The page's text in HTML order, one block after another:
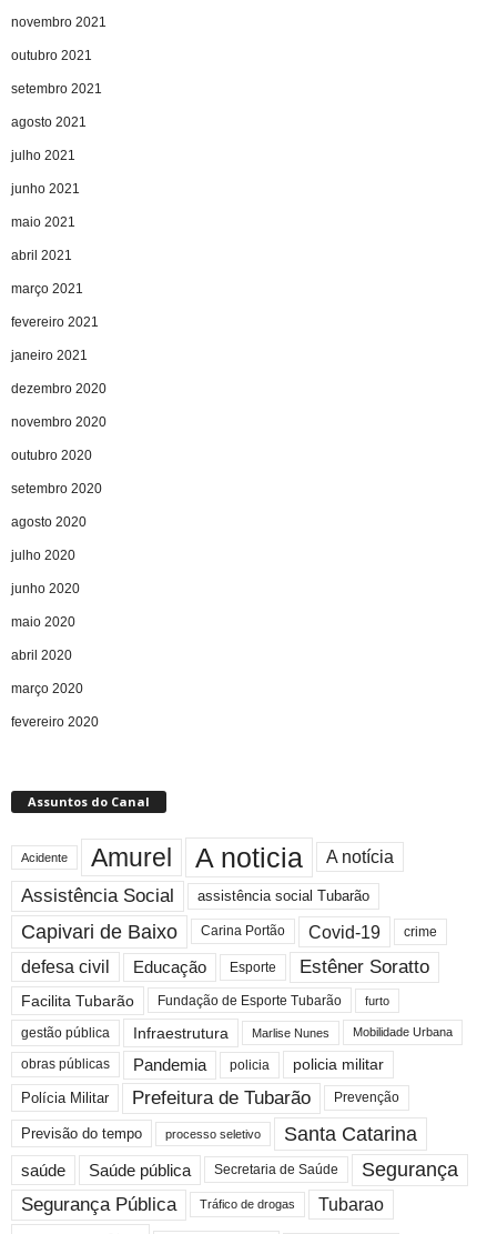
novembro 2021
outubro 2021
setembro 2021
agosto 2021
julho 2021
junho 2021
maio 2021
abril 2021
março 2021
fevereiro 2021
janeiro 2021
dezembro 2020
novembro 2020
outubro 2020
setembro 2020
agosto 2020
julho 2020
junho 2020
maio 2020
abril 2020
março 2020
fevereiro 2020
Assuntos do Canal
Acidente Amurel A noticia A notícia
Assistência Social assistência social Tubarão
Capivari de Baixo Carina Portão Covid-19 crime
defesa civil Educação Esporte Estêner Soratto
Facilita Tubarão Fundação de Esporte Tubarão furto
gestão pública Infraestrutura Marlise Nunes Mobilidade Urbana
obras públicas Pandemia policia
policia militar
Polícia Militar
Prefeitura de Tubarão Prevenção
Previsão do tempo processo seletivo Santa Catarina
saúde Saúde pública Secretaria de Saúde Segurança
Segurança Pública Tráfico de drogas Tubarao